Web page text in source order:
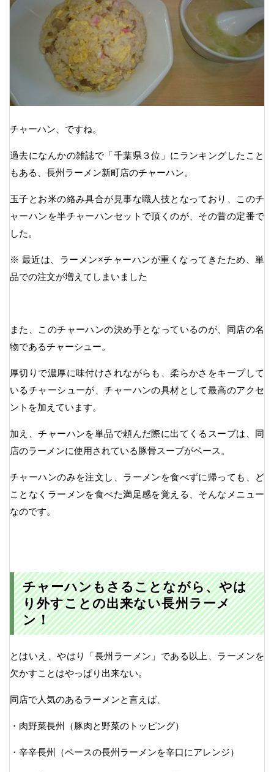
チャーハン、ですね。
過去になんかの雑誌で「千葉県３位」にランキングしたこと
もある、長州ラーメン新町店のチャーハン。
玉子とお米の絡み具合が見事な職人技となっており、このチ
ャーハンを半チャーハンセットで頂くのが、その昔の定番で
した。
※ 最近は、ラーメン×チャーハンが重くなってきたため、単
品での注文が増えてしまいました
また、このチャーハンの決め手となっているのが、同店の名
物であるチャーシュー。
厚切りで濃厚に味付けされながらも、柔らかさをキープして
いるチャーシューが、チャーハンの具材として最高のアクセ
ントを加えています。
加え、チャーハンを単品で頼んだ際に出てくるスープは、同
店のラーメンに使用されている豚骨スープがベース。
チャーハンのみを注文し、ラーメンを食べずに帰っても、ど
ことなくラーメンを食べた満足感を覚える、そんなメニュー
なのです。
チャーハンもさることながら、やは
り外すことの出来ない長州ラーメ
ン！
とはいえ、やはり「長州ラーメン」である以上、ラーメンを
欠かすことはやっぱり出来ない。
同店で人気のあるラーメンと言えば、
・肉野菜長州（豚肉と野菜のトッピング）
・辛辛長州（ベースの長州ラーメンを辛口にアレンジ）